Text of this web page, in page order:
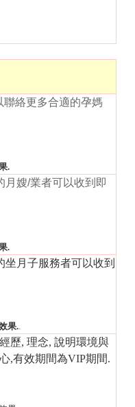
聯絡更多合適的孕媽
.
月嫂/業者可以收到即
.
月子服務者可以收到
果..
歷, 理念, 說明環境與
,有效期間為VIP期間.